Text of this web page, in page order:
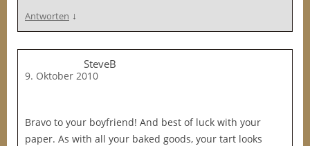
Antworten ↓
SteveB
9. Oktober 2010
Bravo to your boyfriend! And best of luck with your
paper. As with all your baked goods, your tart looks